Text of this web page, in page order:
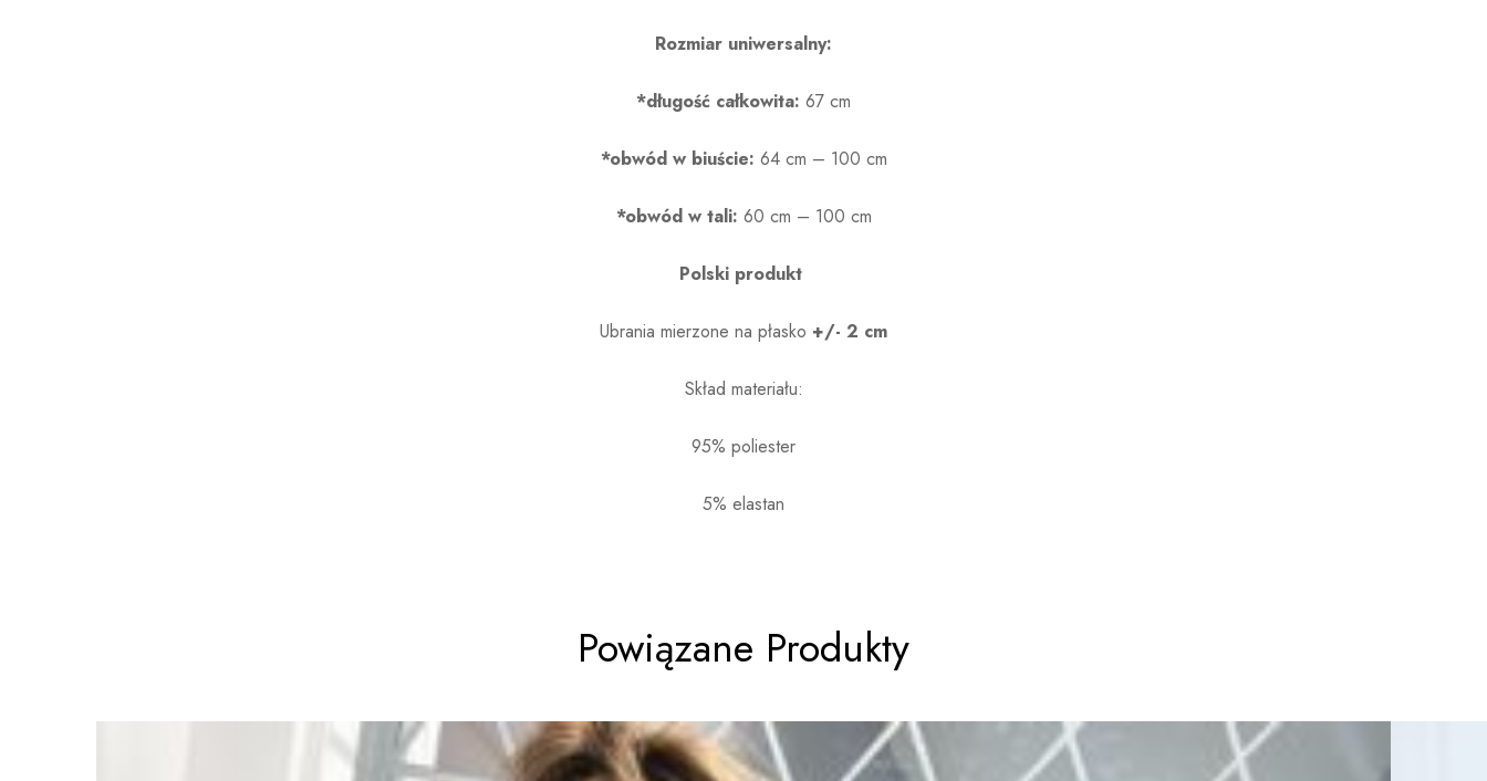
Rozmiar uniwersalny:
*długość całkowita: 67 cm
*obwód w biuście: 64 cm – 100 cm
*obwód w tali: 60 cm – 100 cm
Polski produkt
Ubrania mierzone na płasko +/- 2 cm
Skład materiału:
95% poliester
5% elastan
Powiązane Produkty